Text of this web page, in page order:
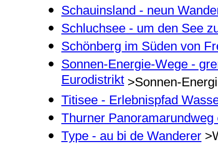
Schauinsland - neun
Schluchsee - um den See
Schönberg im Süden von
Sonnen-Energie-Wege -
Eurodistrikt >Sonnen-
Titisee - Erlebnispfad
Thurner Panoramarundweg
Type - au bi de Wanderer